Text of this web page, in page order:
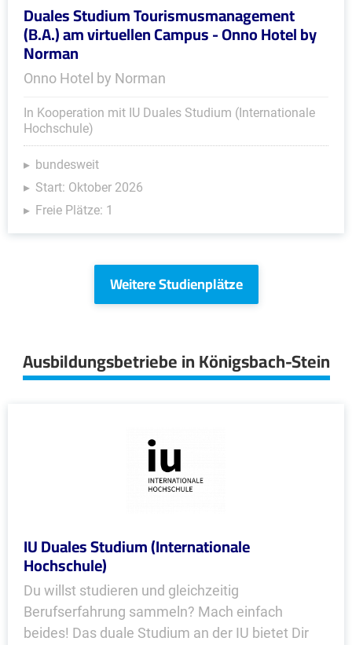
Duales Studium Tourismusmanagement
(B.A.) am virtuellen Campus - Onno Hotel by
Norman
Onno Hotel by Norman
In Kooperation mit IU Duales Studium (Internationale
Hochschule)
bundesweit
Start: Oktober 2026
Freie Plätze: 1
Weitere Studienplätze
Ausbildungsbetriebe in Königsbach-Stein
IU Duales Studium (Internationale
Hochschule)
Du willst studieren und gleichzeitig
Berufserfahrung sammeln? Mach einfach
beides! Das duale Studium an der IU bietet Dir